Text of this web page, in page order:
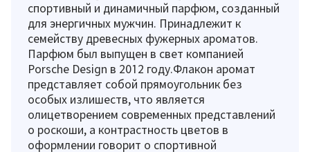
спортивный и динамичный парфюм, созданный
для энергичных мужчин. Принадлежит к
семейству древесных фужерных ароматов.
Парфюм был выпущен в свет компанией
Porsche Design в 2012 году.Флакон аромат
представляет собой прямоугольник без
особых излишеств, что является
олицетворением современных представлений
о роскоши, а контрастность цветов в
оформлении говорит о спортивной